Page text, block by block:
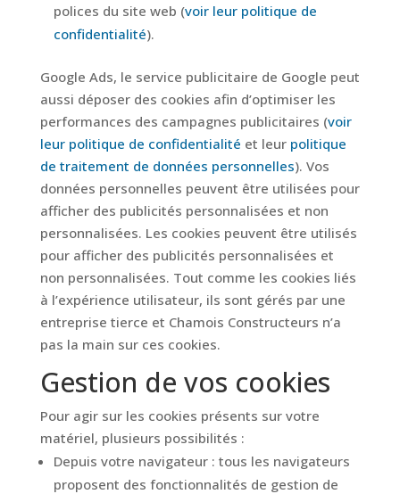
polices du site web (voir leur politique de
confidentialité).
Google Ads, le service publicitaire de Google peut
aussi déposer des cookies afin d’optimiser les
performances des campagnes publicitaires (voir
leur politique de confidentialité et leur politique
de traitement de données personnelles). Vos
données personnelles peuvent être utilisées pour
afficher des publicités personnalisées et non
personnalisées. Les cookies peuvent être utilisés
pour afficher des publicités personnalisées et
non personnalisées. Tout comme les cookies liés
à l’expérience utilisateur, ils sont gérés par une
entreprise tierce et Chamois Constructeurs n’a
pas la main sur ces cookies.
Gestion de vos cookies
Pour agir sur les cookies présents sur votre
matériel, plusieurs possibilités :
Depuis votre navigateur : tous les navigateurs
proposent des fonctionnalités de gestion de